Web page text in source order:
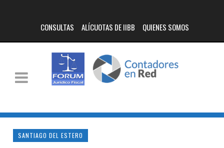
CONSULTAS ALÍCUOTAS DE IIBB QUIENES SOMOS
SANTIAGO DEL ESTERO